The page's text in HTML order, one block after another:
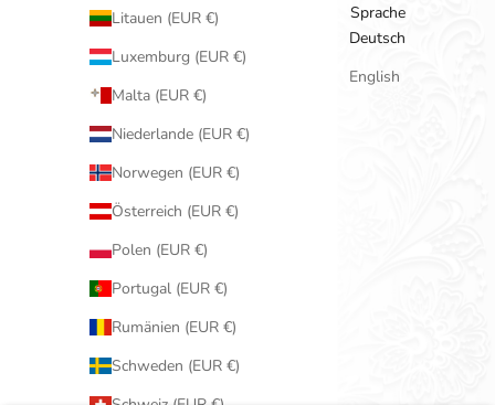
Litauen (EUR €)
Luxemburg (EUR €)
Malta (EUR €)
Niederlande (EUR €)
Norwegen (EUR €)
Österreich (EUR €)
Polen (EUR €)
Portugal (EUR €)
Rumänien (EUR €)
Schweden (EUR €)
Sprache
Deutsch
English